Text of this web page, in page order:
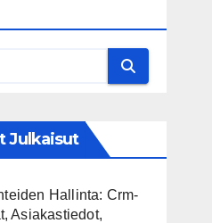
Julkaisut
Hallinta: Crm-
Asiakastiedot,